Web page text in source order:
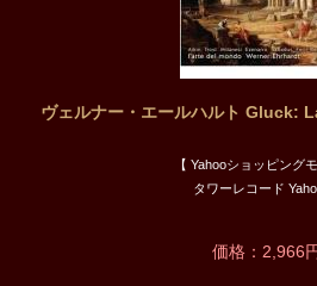
ヴェルナー・エールハルト Gluck:
【 Yahooショッピングモ
タワーレコード
価格：2,966